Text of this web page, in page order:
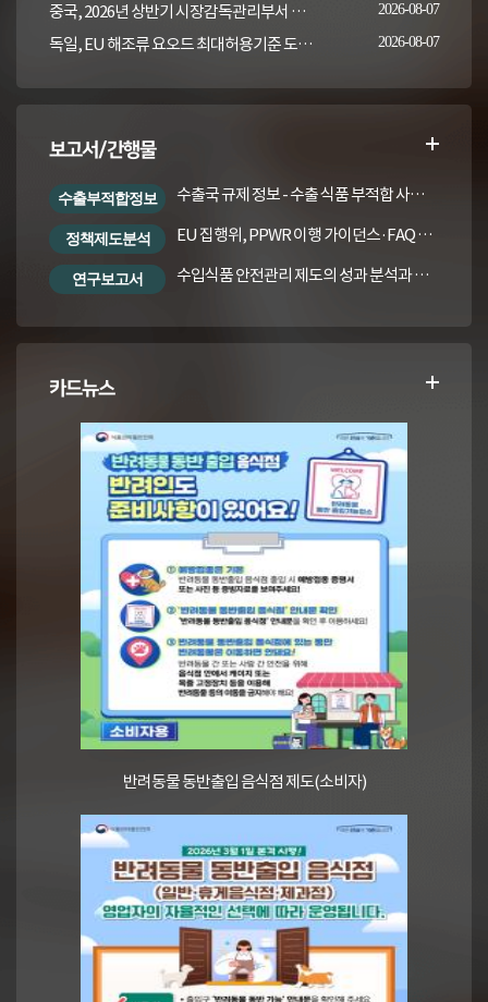
중국, 2026년 상반기 시장감독관리부서 식품안전 감독 샘플검사 현황 통보 2026-08-07
독일, EU 해조류 요오드 최대허용기준 도입안 평가... 요오드 함량 표시 및 경고문 권고 2026-08-07
보고서/간행물
수출부적합정보 수출국 규제 정보 - 수출 식품 부적합 사례 및 관련 기준·규격('26년 1분기)
정책제도분석 EU 집행위, PPWR 이행 가이던스·FAQ 번역본
연구보고서 수입식품 안전관리 제도의 성과 분석과 수입식품법령의 재정비 방안
카드뉴스
반려동물 동반출입 음식점 제도(소비자)